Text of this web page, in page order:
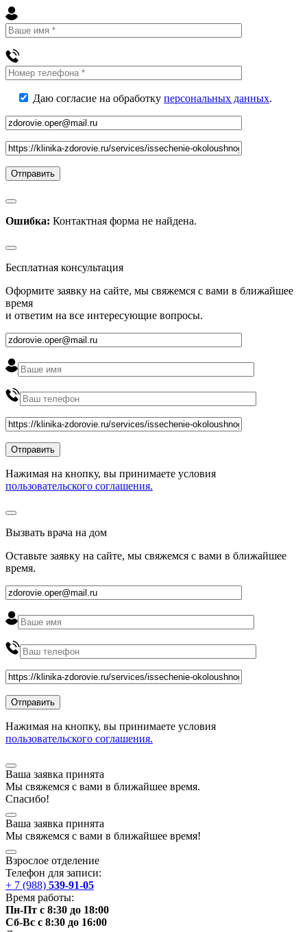
Даю согласие на обработку персональных данных.
Ошибка: Контактная форма не найдена.
Бесплатная консультация
Оформите заявку на сайте, мы свяжемся с вами в ближайшее
время
и ответим на все интересующие вопросы.
Нажимая на кнопку, вы принимаете условия
пользовательского соглашения.
Вызвать врача на дом
Оставьте заявку на сайте, мы свяжемся с вами в ближайшее
время.
Нажимая на кнопку, вы принимаете условия
пользовательского соглашения.
Ваша заявка принята
Мы свяжемся с вами в ближайшее время.
Спасибо!
Ваша заявка принята
Мы свяжемся с вами в ближайшее время!
Взрослое отделение
Телефон для записи:
+ 7 (988) 539-91-05
Время работы:
Пн-Пт с 8:30 до 18:00
Сб-Вс с 8:30 до 16:00